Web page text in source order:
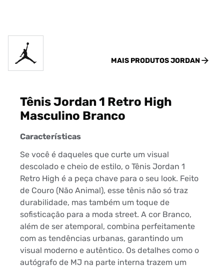
MAIS PRODUTOSJORDAN
Tênis Jordan 1 Retro High
Masculino Branco
Características
Se você é daqueles que curte um visual
descolado e cheio de estilo, o Tênis Jordan 1
Retro High é a peça chave para o seu look. Feito
de Couro (Não Animal), esse tênis não só traz
durabilidade, mas também um toque de
sofisticação para a moda street. A cor Branco,
além de ser atemporal, combina perfeitamente
com as tendências urbanas, garantindo um
visual moderno e autêntico. Os detalhes como o
autógrafo de MJ na parte interna trazem um